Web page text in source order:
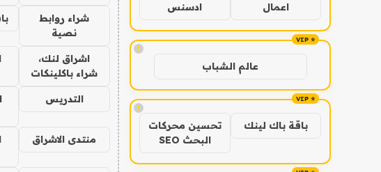
اعمال
ادسنس
!
عالم الشباب
!
باقة باك لينك
تحسين محركات
البحث SEO
شراء روابط
نصية
اشراق لنك،
شراء باكلينكات
التدريس
منتدى الاشراق